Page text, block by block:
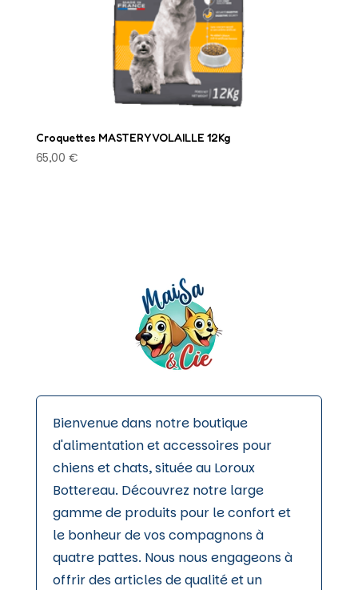
produit
Croquettes MASTERY VOLAILLE 12Kg
65,00 €
Bienvenue dans notre boutique
d'alimentation et accessoires pour
chiens et chats, située au Loroux
Bottereau. Découvrez notre large
gamme de produits pour le confort et
le bonheur de vos compagnons à
quatre pattes. Nous nous engageons à
offrir des articles de qualité et un